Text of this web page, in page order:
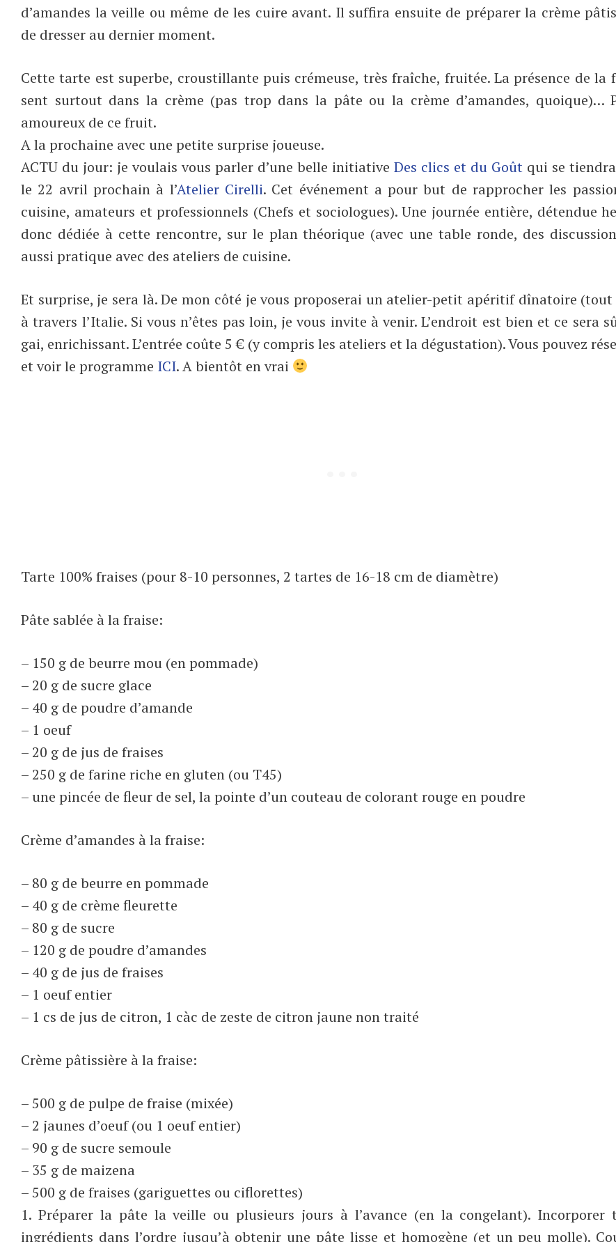
d’amandes la veille ou même de les cuire avant. Il suffira ensuite de préparer la crème
de dresser au dernier moment.
Cette tarte est superbe, croustillante puis crémeuse, très fraîche, fruitée. La présence de la
sent surtout dans la crème (pas trop dans la pâte ou la crème d’amandes, quoique)…
amoureux de ce fruit.
A la prochaine avec une petite surprise joueuse.
ACTU du jour: je voulais vous parler d’une belle initiative Des clics et du Goût qui se
le 22 avril prochain à l’Atelier Cirelli. Cet événement a pour but de rapprocher les
cuisine, amateurs et professionnels (Chefs et sociologues). Une journée entière, détendue
donc dédiée à cette rencontre, sur le plan théorique (avec une table ronde, des
aussi pratique avec des ateliers de cuisine.
Et surprise, je sera là. De mon côté je vous proposerai un atelier-petit apéritif dînatoire
à travers l’Italie. Si vous n’êtes pas loin, je vous invite à venir. L’endroit est bien et ce sera
gai, enrichissant. L’entrée coûte 5 € (y compris les ateliers et la dégustation). Vous pouvez
et voir le programme ICI. A bientôt en vrai
Tarte 100% fraises (pour 8-10 personnes, 2 tartes de 16-18 cm de diamètre)
Pâte sablée à la fraise:
– 150 g de beurre mou (en pommade)
– 20 g de sucre glace
– 40 g de poudre d’amande
– 1 oeuf
– 20 g de jus de fraises
– 250 g de farine riche en gluten (ou T45)
– une pincée de fleur de sel, la pointe d’un couteau de colorant rouge en poudre
Crème d’amandes à la fraise:
– 80 g de beurre en pommade
– 40 g de crème fleurette
– 80 g de sucre
– 120 g de poudre d’amandes
– 40 g de jus de fraises
– 1 oeuf entier
– 1 cs de jus de citron, 1 càc de zeste de citron jaune non traité
Crème pâtissière à la fraise:
– 500 g de pulpe de fraise (mixée)
– 2 jaunes d’oeuf (ou 1 oeuf entier)
– 90 g de sucre semoule
– 35 g de maizena
– 500 g de fraises (gariguettes ou ciflorettes)
1. Préparer la pâte la veille ou plusieurs jours à l’avance (en la congelant). Incorporer
ingrédients dans l’ordre jusqu’à obtenir une pâte lisse et homogène (et un peu molle).